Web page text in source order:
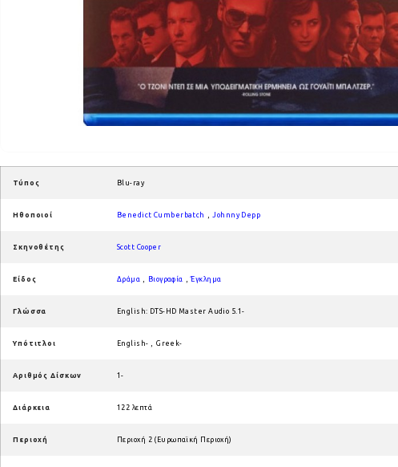
Τύπος Blu-ray
Ηθοποιοί Benedict Cumberbatch ,Johnny Depp
Σκηνοθέτης Scott Cooper
Είδος Δράμα , Βιογραφία ,Έγκλημα
Γλώσσα English: DTS-HD Master Audio 5.1-
Υπότιτλοι English- ,Greek-
Αριθμός Δίσκων 1-
Διάρκεια 122 λεπτά
Περιοχή Περιοχή 2 (Ευρωπαϊκή Περιοχή)